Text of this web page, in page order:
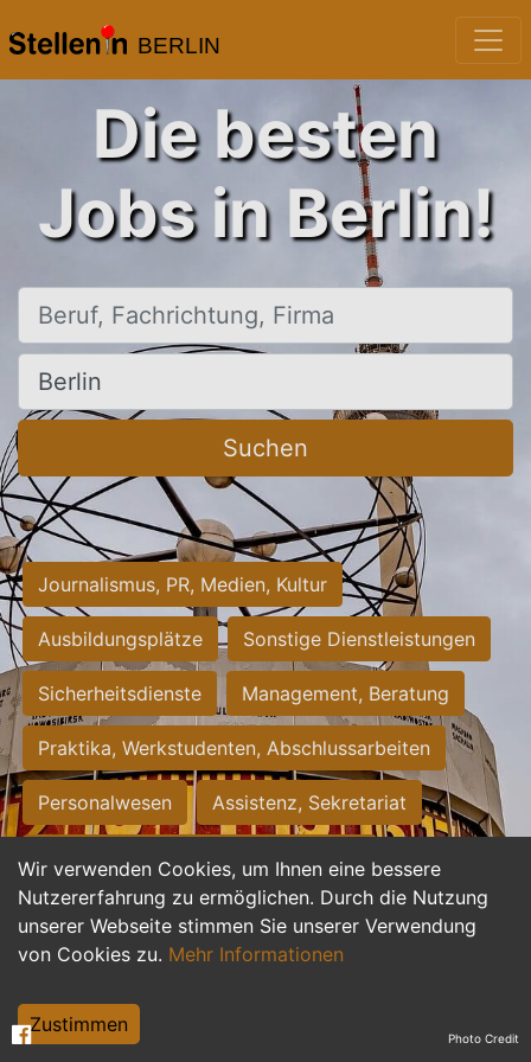
BERLIN
Wir verwenden Cookies, um Ihnen eine bessere
Nutzererfahrung zu ermöglichen. Durch die Nutzung
unserer Webseite stimmen Sie unserer Verwendung
von Cookies zu. Mehr Informationen
Zustimmen
Die besten
Jobs in Berlin!
Beruf, Fachrichtung, Firma
Ort, Stadt
Suchen
Journalismus, PR, Medien, Kultur
Ausbildungsplätze Sonstige Dienstleistungen
Sicherheitsdienste Management, Beratung
Praktika, Werkstudenten, Abschlussarbeiten
Personalwesen Assistenz, Sekretariat
Hilfskräfte, Aushilfs- und Nebenjobs
Einkauf, Logistik, Materialwirtschaft
Weiterbildung, Studium, duale Ausbildung
Tourismus
Photo Credit